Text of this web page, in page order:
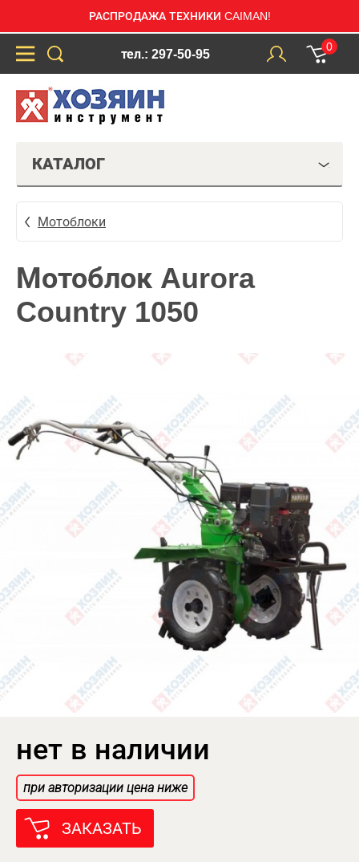
РАСПРОДАЖА ТЕХНИКИ CAIMAN!
тел.: 297-50-95
0
КАТАЛОГ
Мотоблоки
Мотоблок Aurora
Country 1050
нет в наличии
при авторизации цена ниже
ЗАКАЗАТЬ